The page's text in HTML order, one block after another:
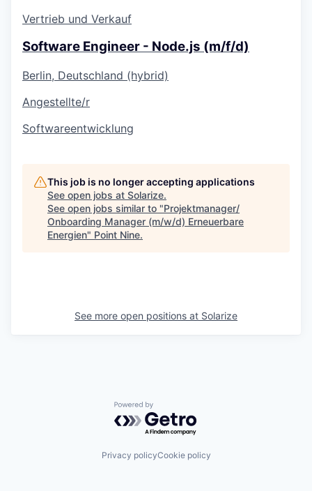
Vertrieb und Verkauf
Software Engineer - Node.js (m/f/d)
Berlin, Deutschland (hybrid)
Angestellte/r
Softwareentwicklung
This job is no longer accepting applications
See open jobs at Solarize.
See open jobs similar to "Projektmanager/
Onboarding Manager (m/w/d) Erneuerbare
Energien" Point Nine.
See more open positions at Solarize
Powered by Getro.com
Privacy policyCookie policy